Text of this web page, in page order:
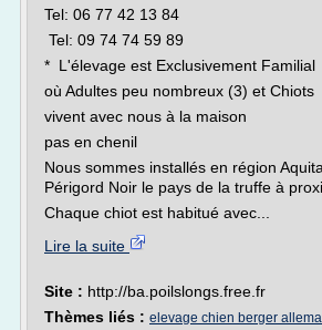
Tel: 06 77 42 13 84
Tel: 09 74 74 59 89
* L'élevage est Exclusivement Familial
où Adultes peu nombreux (3) et Chiots
vivent avec nous à la maison
pas en chenil
Nous sommes installés en région
Périgord Noir le pays de la truffe à
Chaque chiot est habitué avec...
Lire la suite
Site : http://ba.poilslongs.free.fr
Thèmes liés : elevage chien berger